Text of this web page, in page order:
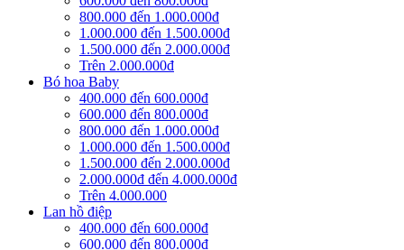
800.000 đến 1.000.000đ
1.000.000 đến 1.500.000đ
1.500.000 đến 2.000.000đ
Trên 2.000.000đ
Bó hoa Baby
400.000 đến 600.000đ
600.000 đến 800.000đ
800.000 đến 1.000.000đ
1.000.000 đến 1.500.000đ
1.500.000 đến 2.000.000đ
2.000.000đ đến 4.000.000đ
Trên 4.000.000
Lan hồ điệp
400.000 đến 600.000đ
600.000 đến 800.000đ